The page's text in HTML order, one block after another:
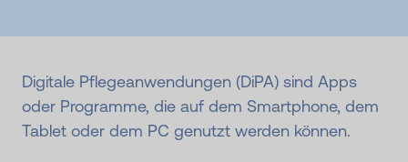
Digitale Pflegeanwendungen (DiPA) sind Apps
oder Programme, die auf dem Smartphone, dem
Tablet oder dem PC genutzt werden können.